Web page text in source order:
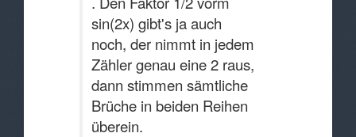
sin(2x) gibt's ja auch
noch, der nimmt in jedem
Zähler genau eine 2 raus,
dann stimmen sämtliche
Brüche in beiden Reihen
überein.